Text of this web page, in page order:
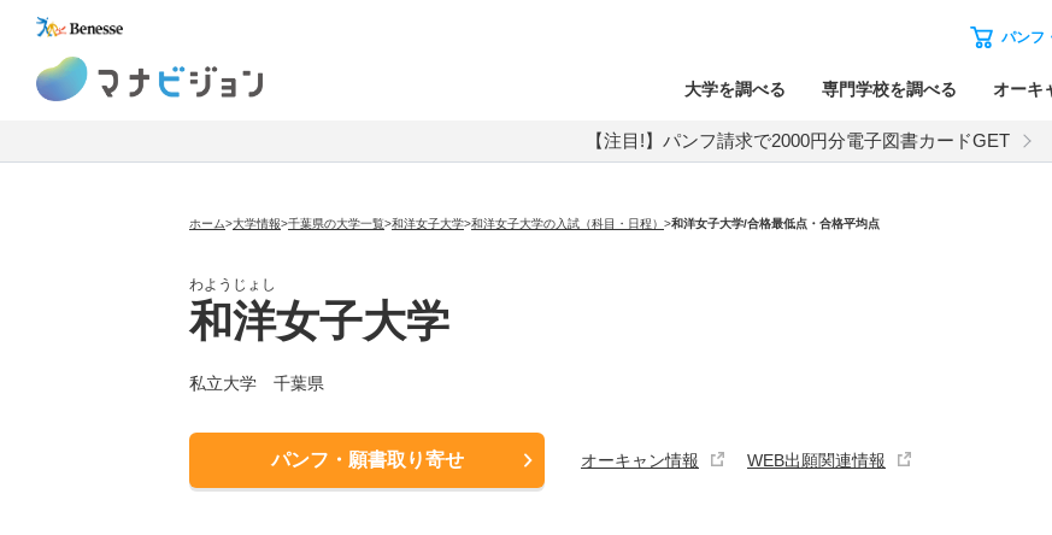
パンフ
大学を調べる 専門学校を調べる オーキ
【注目!】パンフ請求で2000円分電子図書カードGET
ホーム>大学情報>千葉県の大学一覧>和洋女子大学>和洋女子大学の入試（科目・日程） >和洋女子大学/合格最低点・合格平均点
わようじょし
和洋女子大学
私立大学 千葉県
パンフ・願書取り寄せ オーキャン情報 WEB出願関連情報